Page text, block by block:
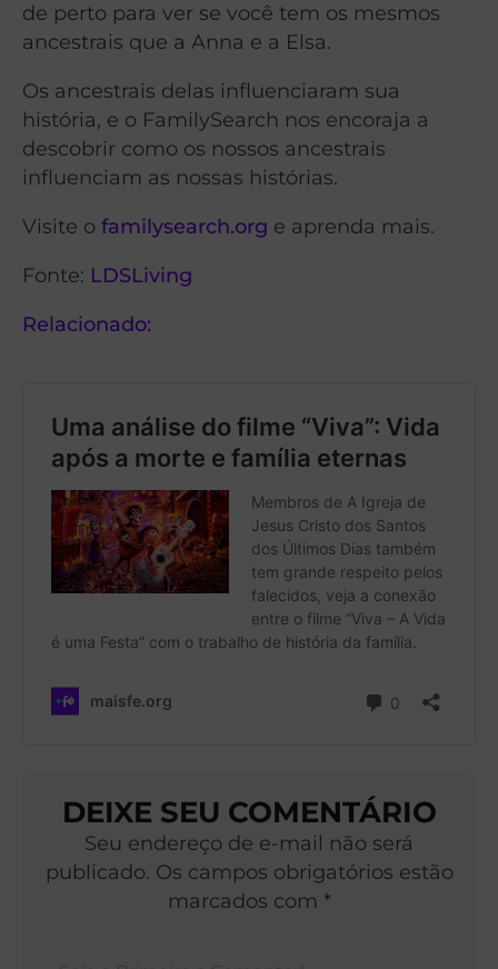
de perto para ver se você tem os mesmos
ancestrais que a Anna e a Elsa.
Os ancestrais delas influenciaram sua
história, e o FamilySearch nos encoraja a
descobrir como os nossos ancestrais
influenciam as nossas histórias.
Visite o familysearch.org e aprenda mais.
Fonte: LDSLiving
Relacionado:
DEIXE SEU COMENTÁRIO
Seu endereço de e-mail não será
publicado. Os campos obrigatórios estão
marcados com *